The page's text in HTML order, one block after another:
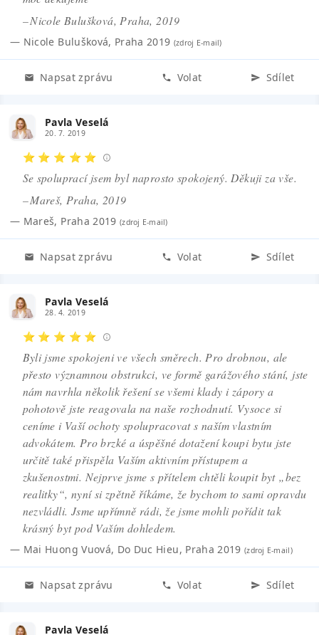
– Nicole Bulušková, Praha, 2019
— Nicole Bulušková, Praha 2019 (zdroj E-mail)
Napsat zprávu Volat Sdílet
Pavla Veselá
20. 7. 2019
⭐ ⭐ ⭐ ⭐ ⭐
Se spoluprací jsem byl naprosto spokojený. Děkuji za vše.
– Mareš, Praha, 2019
— Mareš, Praha 2019(zdroj E-mail)
Napsat zprávu Volat Sdílet
Pavla Veselá
28. 4. 2019
⭐ ⭐ ⭐ ⭐ ⭐
Byli jsme spokojeni ve všech směrech. Pro drobnou, ale
přesto významnou obstrukci, ve formě garážového stání, jste
nám navrhla několik řešení se všemi klady i zápory a
pohotově jste reagovala na naše rozhodnutí. Vysoce si
ceníme i Vaší ochoty spolupracovat s naším vlastním
advokátem. Pro brzké a úspěšné dotažení koupi bytu jste
určitě také přispěla Vaším aktivním přístupem a
zkušenostmi. Nejprve jsme s přítelem chtěli koupit byt „bez
realitky“, nyní si zpětně říkáme, že bychom to sami opravdu
nezvládli. Jsme upřímně rádi, že jsme mohli pořídit tak
krásný byt pod Vaším dohledem.
— Mai Huong Vuová, Do Duc Hieu, Praha 2019(zdroj E-mail)
Napsat zprávu Volat Sdílet
Pavla Veselá